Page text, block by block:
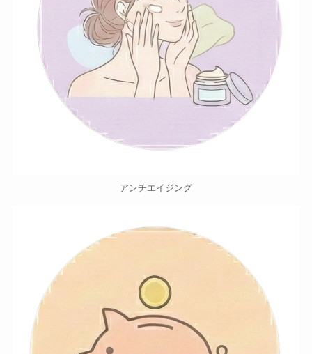
アンチエイジング